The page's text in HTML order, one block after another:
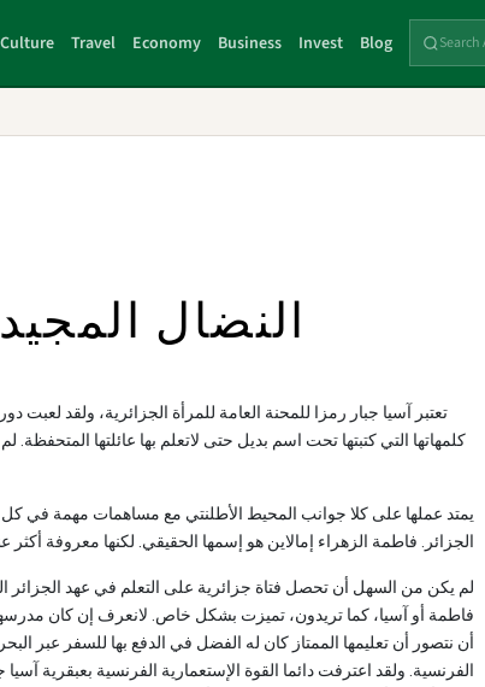
Culture Travel Economy Business Invest Blog
النضال
تعتبر آسيا جبار رمزا للمحنة العامة للمرأة الجزائرية، ولقد لعبت
كلمهاتها التي كتبتها تحت اسم بديل حتى لاتعلم بها عائلتها
يمتد عملها على كلا جوانب المحيط الأطلنتي مع مساهمات مهمة في كل
الجزائر. فاطمة الزهراء إمالاين هو إسمها الحقيقي. لكنها معروفة أكثر
لم يكن من السهل أن تحصل فتاة جزائرية على التعلم في عهد الجزائر
فاطمة أو آسيا، كما تريدون، تميزت بشكل خاص. لانعرف إن كان مدرسها
أن نتصور أن تعليمها الممتاز كان له الفضل في الدفع بها للسفر عبر
الفرنسية. ولقد اعترفت دائما القوة الإستعمارية الفرنسية بعبقرية